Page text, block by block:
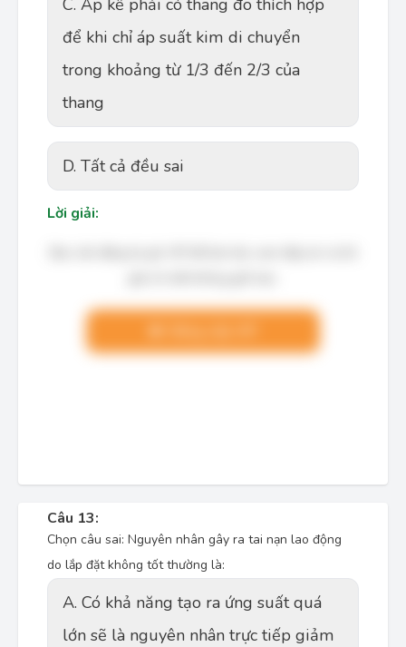
C. Áp kế phải có thang đo thích hợp
để khi chỉ áp suất kim di chuyển
trong khoảng từ 1/3 đến 2/3 của
thang
D. Tất cả đều sai
Lời giải:
Câu 13:
Chọn câu sai: Nguyên nhân gây ra tai nạn lao động
do lắp đặt không tốt thường là:
A. Có khả năng tạo ra ứng suất quá
lớn sẽ là nguyên nhân trực tiếp giảm